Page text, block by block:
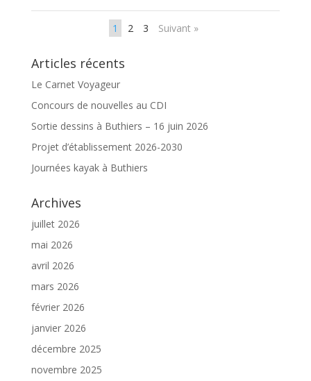
1 2 3 Suivant »
Articles récents
Le Carnet Voyageur
Concours de nouvelles au CDI
Sortie dessins à Buthiers – 16 juin 2026
Projet d’établissement 2026-2030
Journées kayak à Buthiers
Archives
juillet 2026
mai 2026
avril 2026
mars 2026
février 2026
janvier 2026
décembre 2025
novembre 2025